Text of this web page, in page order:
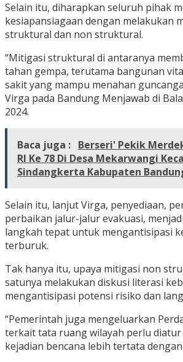
Selain itu, diharapkan seluruh pihak
kesiapansiagaan dengan melakukan
struktural dan non struktural.
“Mitigasi struktural di antaranya
tahan gempa, terutama bangunan
sakit yang mampu menahan
Virga pada Bandung Menjawab di
2024.
Baca juga : Berseri' Pekik
RI Ke 78 Di Desa Mekarwangi
Sindangkerta Kabupaten
Selain itu, lanjut Virga, penyediaan,
perbaikan jalur-jalur evakuasi,
langkah tepat untuk mengantisipasi
terburuk.
Tak hanya itu, upaya mitigasi non
satunya melakukan diskusi literasi
mengantisipasi potensi risiko dan
“Pemerintah juga mengeluarkan
terkait tata ruang wilayah perlu diatur
kejadian bencana lebih tertata